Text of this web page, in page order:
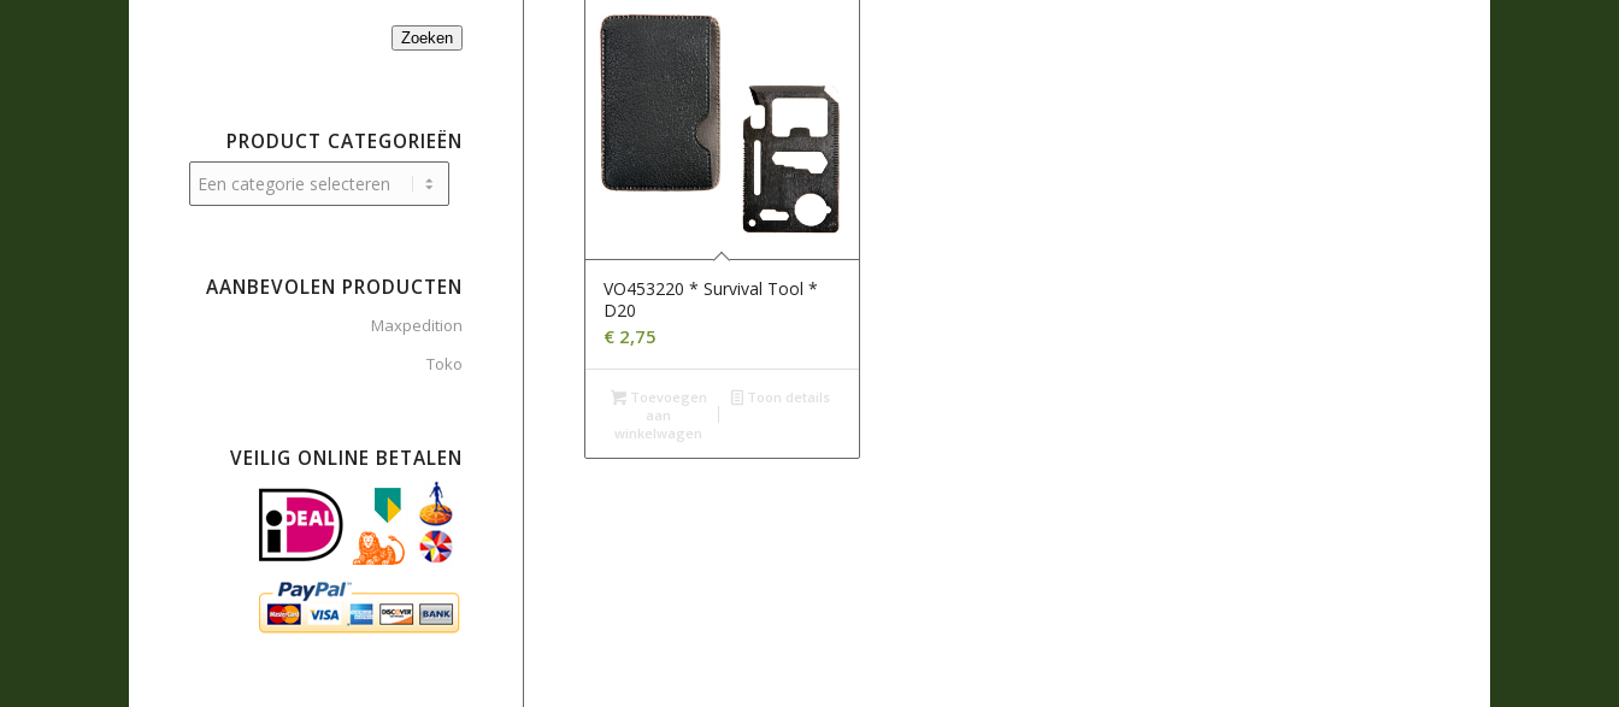
VO453220 * Survival Tool *
D20
€ 2,75
Toevoegen
aan
winkelwagen
Toon details
Zoeken
PRODUCT CATEGORIEËN
AANBEVOLEN PRODUCTEN
Maxpedition
Toko
VEILIG ONLINE BETALEN